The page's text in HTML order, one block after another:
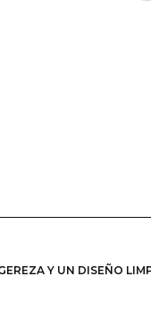
Y UN DISEÑO